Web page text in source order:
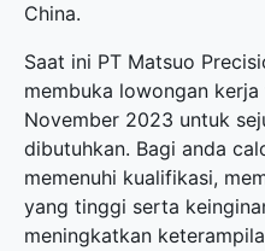
China.
Saat ini PT Matsuo
membuka lowongan kerja
November 2023 untuk
dibutuhkan. Bagi anda
memenuhi kualifikasi,
yang tinggi serta
meningkatkan